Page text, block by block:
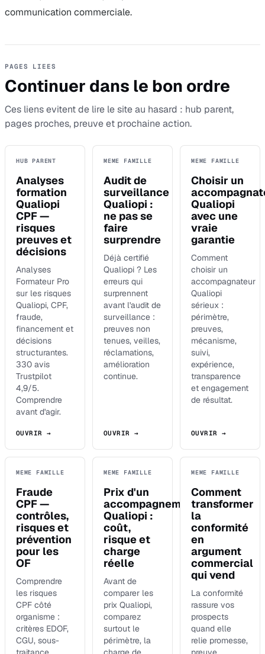
communication commerciale.
PAGES LIEES
Continuer dans le bon ordre
Ces liens evitent de lire le site au hasard : hub parent,
pages proches, preuve et prochaine action.
HUB PARENT
Analyses
formation
Qualiopi
CPF —
risques
preuves et
décisions
Analyses
Formateur Pro
sur les risques
Qualiopi, CPF,
fraude,
financement et
décisions
structurantes.
330 avis
Trustpilot
4,9/5.
Comprendre
avant d'agir.
OUVRIR →
MEME FAMILLE
Audit de
surveillance
Qualiopi :
ne pas se
faire
surprendre
Déjà certifié
Qualiopi ? Les
erreurs qui
surprennent
avant l'audit de
surveillance :
preuves non
tenues, veilles,
réclamations,
amélioration
continue.
OUVRIR →
MEME FAMILLE
Choisir un
Qualiopi
avec une
vraie
garantie
Comment
choisir un
accompagnateur
Qualiopi
sérieux :
périmètre,
preuves,
mécanisme,
suivi,
expérience,
transparence
et engagement
de résultat.
OUVRIR →
MEME FAMILLE
Fraude
CPF —
contrôles,
risques et
prévention
pour les
OF
Comprendre
les risques
CPF côté
organisme :
critères EDOF,
CGU, sous-
MEME FAMILLE
Prix d'un
accompagnement
Qualiopi :
coût,
risque et
charge
réelle
Avant de
comparer les
prix Qualiopi,
comparez
surtout le
périmètre, la
MEME FAMILLE
Comment
transformer
la
conformité
en
argument
commercial
qui vend
La conformité
rassure vos
prospects
quand elle
relie promesse,